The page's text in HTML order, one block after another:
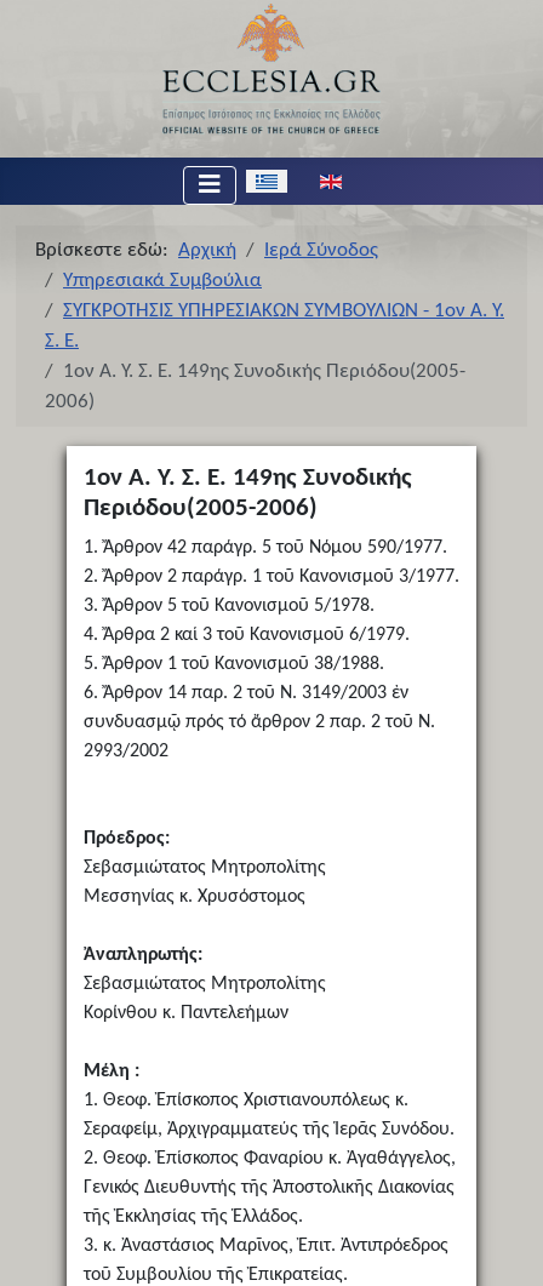
Επιλέξτε τη γλώσσα σας
Βρίσκεστε εδώ: Αρχική
Ιερά Σύνοδος
Υπηρεσιακά Συμβούλια
ΣΥΓΚΡΟΤΗΣΙΣ ΥΠΗΡΕΣΙΑΚΩΝ ΣΥΜΒΟΥΛΙΩΝ - 1ον Α. Υ.
Σ. Ε.
1ον Α. Υ. Σ. Ε. 149ης Συνοδικής Περιόδου(2005-
2006)
1ον Α. Υ. Σ. Ε. 149ης Συνοδικής
Περιόδου(2005-2006)
1. Ἄρθρον 42 παράγρ. 5 τοῦ Νόμου 590/1977.
2. Ἄρθρον 2 παράγρ. 1 τοῦ Κανονισμοῦ 3/1977.
3. Ἄρθρον 5 τοῦ Κανονισμοῦ 5/1978.
4. Ἄρθρα 2 καί 3 τοῦ Κανονισμοῦ 6/1979.
5. Ἄρθρον 1 τοῦ Κανονισμοῦ 38/1988.
6. Ἄρθρον 14 παρ. 2 τοῦ Ν. 3149/2003 ἐν
συνδυασμῷ πρός τό ἄρθρον 2 παρ. 2 τοῦ Ν.
2993/2002
Πρόεδρος:
Σεβασμιώτατος Μητροπολίτης
Μεσσηνίας κ. Χρυσόστομος
Ἀναπληρωτής:
Σεβασμιώτατος Μητροπολίτης
Κορίνθου κ. Παντελεήμων
Μέλη :
1. Θεοφ. Ἐπίσκοπος Χριστιανουπόλεως κ.
Σεραφείμ, Ἀρχιγραμματεύς τῆς Ἱερᾶς Συνόδου.
2. Θεοφ. Ἐπίσκοπος Φαναρίου κ. Ἀγαθάγγελος,
Γενικός Διευθυντής τῆς Ἀποστολικῆς Διακονίας
τῆς Ἐκκλησίας τῆς Ἑλλάδος.
3. κ. Ἀναστάσιος Μαρῖνος, Ἐπιτ. Ἀντιπρόεδρος
τοῦ Συμβουλίου τῆς Ἐπικρατείας.